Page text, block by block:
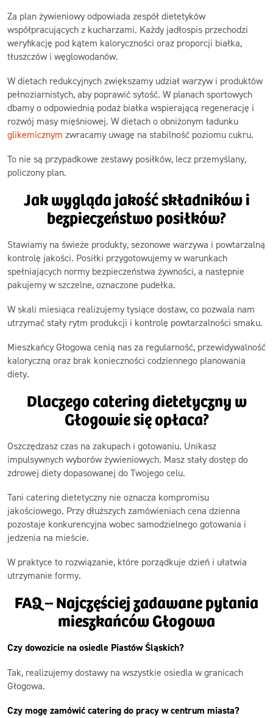
Za plan żywieniowy odpowiada zespół dietetyków
współpracujących z kucharzami. Każdy jadłospis przechodzi
weryfikację pod kątem kaloryczności oraz proporcji białka,
tłuszczów i węglowodanów.
W dietach redukcyjnych zwiększamy udział warzyw i produktów
pełnoziarnistych, aby poprawić sytość. W planach sportowych
dbamy o odpowiednią podaż białka wspierającą regenerację i
rozwój masy mięśniowej. W dietach o obniżonym ładunku
glikemicznym zwracamy uwagę na stabilność poziomu cukru.
To nie są przypadkowe zestawy posiłków, lecz przemyślany,
policzony plan.
Jak wygląda jakość składników i
bezpieczeństwo posiłków?
Stawiamy na świeże produkty, sezonowe warzywa i powtarzalną
kontrolę jakości. Posiłki przygotowujemy w warunkach
spełniających normy bezpieczeństwa żywności, a następnie
pakujemy w szczelne, oznaczone pudełka.
W skali miesiąca realizujemy tysiące dostaw, co pozwala nam
utrzymać stały rytm produkcji i kontrolę powtarzalności smaku.
Mieszkańcy Głogowa cenią nas za regularność, przewidywalność
kaloryczną oraz brak konieczności codziennego planowania
diety.
Dlaczego catering dietetyczny w
Głogowie się opłaca?
Oszczędzasz czas na zakupach i gotowaniu. Unikasz
impulsywnych wyborów żywieniowych. Masz stały dostęp do
zdrowej diety dopasowanej do Twojego celu.
Tani catering dietetyczny nie oznacza kompromisu
jakościowego. Przy dłuższych zamówieniach cena dzienna
pozostaje konkurencyjna wobec samodzielnego gotowania i
jedzenia na mieście.
W praktyce to rozwiązanie, które porządkuje dzień i ułatwia
utrzymanie formy.
FAQ – Najczęściej zadawane pytania
mieszkańców Głogowa
Czy dowozicie na osiedle Piastów Śląskich?
Tak, realizujemy dostawy na wszystkie osiedla w granicach
Głogowa.
Czy mogę zamówić catering do pracy w centrum miasta?